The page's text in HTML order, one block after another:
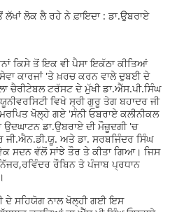
ਲੋਕ ਲੈ ਰਹੇ ਨੇ ਫ਼ਾਇਦਾ : ਡਾ.ਉਬਰਾਏ
ਕਿਸੇ ਤੋਂ ਇਕ ਵੀ ਪੈਸਾ ਇਕੱਠਾ ਕੀਤਿਆਂ
ਕਾਰਜਾਂ 'ਤੇ ਖ਼ਰਚ ਕਰਨ ਵਾਲੇ ਦੁਬਈ ਦੇ
ਚੈਰੀਟੇਬਲ ਟਰੱਸਟ ਦੇ ਮੁੱਖੀ ਡਾ.ਐੱਸ.ਪੀ.ਸਿੰਘ
ਵਿਖੇ ਸ੍ਰੀ ਗੁਰੂ ਤੇਗ ਬਹਾਦਰ ਜੀ
ਖੋਲ੍ਹੇ ਗਏ 'ਸੰਨੀ ਓਬਰਾਏ ਕਲੀਨੀਕਲ
ਡਾ.ਉਬਰਾਏ ਦੀ ਮੌਜ਼ੂਦਗੀ 'ਚ
ਜੀ.ਐਨ.ਡੀ.ਯੂ. ਅਤੇ ਡਾ. ਸਰਬਜਿੰਦਰ ਸਿੰਘ
ਸਦਨ ਵੱਲੋਂ ਸਾਂਝੇ ਤੌਰ ਤੇ ਕੀਤਾ ਗਿਆ। ਜਿਸ
ਰੌਬਿਨ ਤੇ ਪੰਜਾਬ ਪ੍ਰਧਾਨ
ਸਹਿਯੋਗ ਨਾਲ ਖੋਲ੍ਹੀ ਗਈ ਇਸ